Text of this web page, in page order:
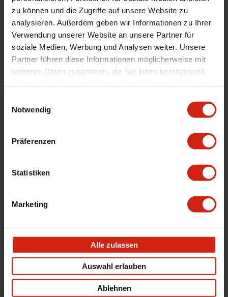
zu können und die Zugriffe auf unsere Website zu
analysieren. Außerdem geben wir Informationen zu Ihrer
Verwendung unserer Website an unsere Partner für
soziale Medien, Werbung und Analysen weiter. Unsere
Partner führen diese Informationen möglicherweise mit
weiteren Daten zusammen, die Sie ihnen bereitgestellt
Notwendig
Präferenzen
Statistiken
Marketing
Alle zulassen
Auswahl erlauben
Ablehnen
Automodell Name
Civic,CRX,Del Sol
Product Line
OEM
Technische Daten
Links und rechts gleich
STELLE EINE FRAGE
verschickt am selben Tag
Nicht zufrieden?
Du hast immer eine 14-tägige Rückgabefrist um deine
Bestellung zurück zu geben.